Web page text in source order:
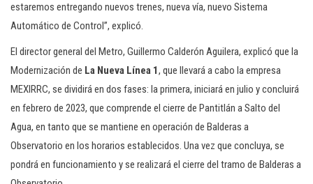
estaremos entregando nuevos trenes, nueva vía, nuevo Sistema
Automático de Control”, explicó.
El director general del Metro, Guillermo Calderón Aguilera, explicó que la
Modernización de La Nueva Línea 1, que llevará a cabo la empresa
MEXIRRC, se dividirá en dos fases: la primera, iniciará en julio y concluirá
en febrero de 2023, que comprende el cierre de Pantitlán a Salto del
Agua, en tanto que se mantiene en operación de Balderas a
Observatorio en los horarios establecidos. Una vez que concluya, se
pondrá en funcionamiento y se realizará el cierre del tramo de Balderas a